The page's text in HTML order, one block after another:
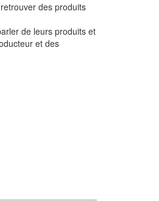
des produits
de leurs produits et
et des